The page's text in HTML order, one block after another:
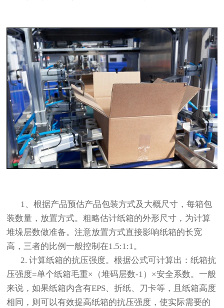
1、根据产品预估产品包装方式及大概尺寸，每箱包
装数量，放置方式。粗略估计纸箱的外形尺寸，为计算
堆垛层数做准备。注意放置方式直接影响纸箱的长宽
高，三者的比例一般控制在1.5:1:1。
2. 计算纸箱的抗压强度。根据公式可计算出：纸箱抗
压强度=单个纸箱毛重×（堆码层数-1）×安全系数。一般
来说，如果纸箱内含有EPS、折纸、刀卡等，且纸箱高度
相同，则可以有效提高纸箱的抗压强度，使实际需要的